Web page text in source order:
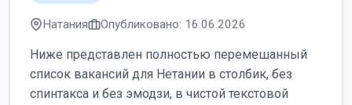
Натания Опубликовано: 16.06.2026
Ниже представлен полностью перемешанный
список вакансий для Нетании в столбик, без
спинтакса и без эмодзи, в чистой текстовой